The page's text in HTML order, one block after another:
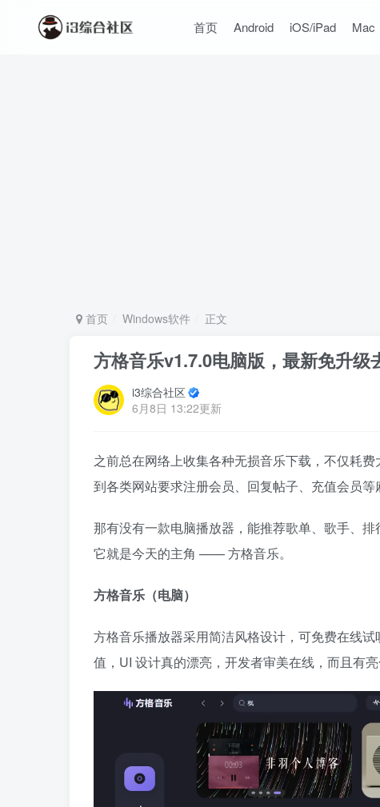
首页 Android iOS/iPad Mac
首页 Windows软件 正文
方格音乐v1.7.0电脑版，最新免升级
i3综合社区
6月8日 13:22更新
之前总在网络上收集各种无损音乐下载，不仅耗
到各类网站要求注册会员、回复帖子、充值会员
那有没有一款电脑播放器，能推荐歌单、歌手、
它就是今天的主角 —— 方格音乐。
方格音乐（电脑）
方格音乐播放器采用简洁风格设计，可免费在线
值，UI 设计真的漂亮，开发者审美在线，而且有亮